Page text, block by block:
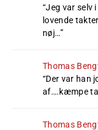
“Jeg var selv
lovende
nøj…”
Thomas
“Der var han
af….kæmpe
Thomas